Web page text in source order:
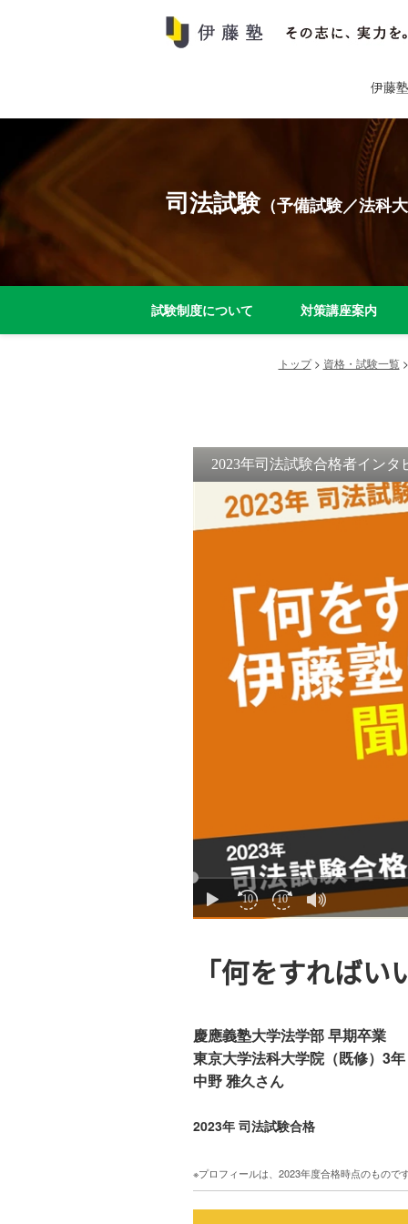
伊藤
司法試験 （予備試験／法科
試験制度について 対策講座案内
トップ> 資格・試験一覧
「何をすれば
慶應義塾大学法学部 早期卒業
東京大学法科大学院（既修）3年
中野 雅久さん
2023年 司法試験合格
※プロフィールは、2023年度合格時点のもので